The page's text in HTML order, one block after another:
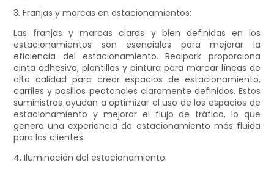
3. Franjas y marcas en estacionamientos:
Las franjas y marcas claras y bien definidas en los
estacionamientos son esenciales para mejorar la
eficiencia del estacionamiento. Realpark proporciona
cinta adhesiva, plantillas y pintura para marcar líneas de
alta calidad para crear espacios de estacionamiento,
carriles y pasillos peatonales claramente definidos. Estos
suministros ayudan a optimizar el uso de los espacios de
estacionamiento y mejorar el flujo de tráfico, lo que
genera una experiencia de estacionamiento más fluida
para los clientes.
4. Iluminación del estacionamiento: